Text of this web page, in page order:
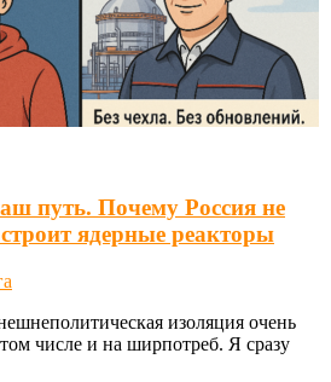
путь. Почему Россия не
ядерные реакторы
изоляция очень
числе и на ширпотреб. Я сразу